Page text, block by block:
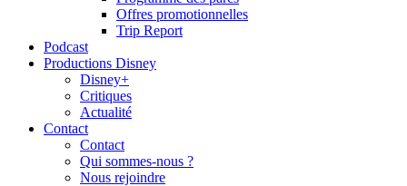
Offres promotionnelles
Trip Report
Podcast
Productions Disney
Disney+
Critiques
Actualité
Contact
Contact
Qui sommes-nous ?
Nous rejoindre